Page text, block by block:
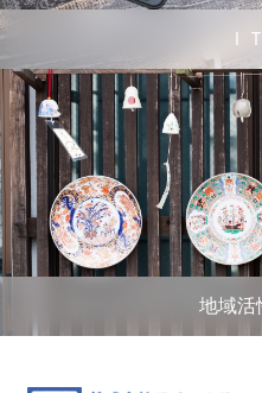
Ｉ
地域活